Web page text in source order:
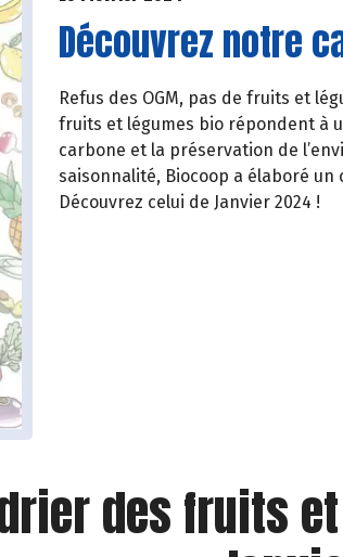
Découvrez notre
Refus des OGM, pas de fruits et
fruits et légumes bio répondent à
carbone et la préservation de
saisonnalité, Biocoop a élaboré
Découvrez celui de Janvier 2024 !
des fruits